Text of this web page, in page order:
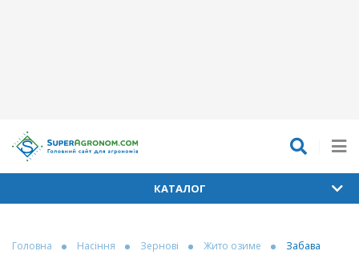
КАТАЛОГ
Головна Насіння Зернові Жито озиме Забава